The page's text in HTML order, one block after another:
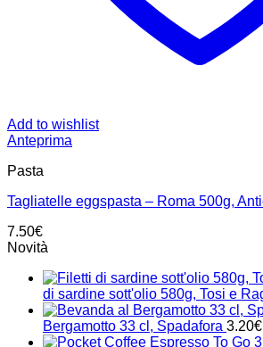
Add to wishlist
Anteprima
Pasta
Tagliatelle eggspasta – Roma 500g,
7.50€
Novità
di sardine sott'olio 580g, Tosi e
Bergamotto 33 cl, Spadafora 3.20€